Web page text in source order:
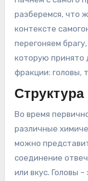
разберемся, что
контексте
перегоняем
которую принято
фракции: головы,
Во время
различные
можно
соединение
или вкус. Головы